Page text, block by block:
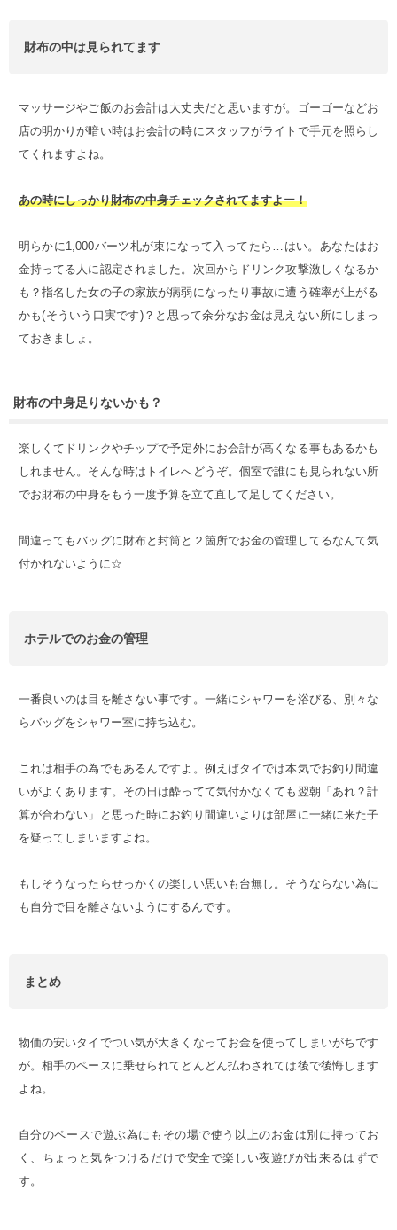
財布の中は見られてます
マッサージやご飯のお会計は大丈夫だと思いますが。ゴーゴーなどお
店の明かりが暗い時はお会計の時にスタッフがライトで手元を照らし
てくれますよね。
あの時にしっかり財布の中身チェックされてますよー！
明らかに1,000バーツ札が束になって入ってたら…はい。あなたはお
金持ってる人に認定されました。次回からドリンク攻撃激しくなるか
も？指名した女の子の家族が病弱になったり事故に遭う確率が上がる
かも(そういう口実です)？と思って余分なお金は見えない所にしまっ
ておきましょ。
財布の中身足りないかも？
楽しくてドリンクやチップで予定外にお会計が高くなる事もあるかも
しれません。そんな時はトイレへどうぞ。個室で誰にも見られない所
でお財布の中身をもう一度予算を立て直して足してください。
間違ってもバッグに財布と封筒と２箇所でお金の管理してるなんて気
付かれないように☆
ホテルでのお金の管理
一番良いのは目を離さない事です。一緒にシャワーを浴びる、別々な
らバッグをシャワー室に持ち込む。
これは相手の為でもあるんですよ。例えばタイでは本気でお釣り間違
いがよくあります。その日は酔ってて気付かなくても翌朝「あれ？計
算が合わない」と思った時にお釣り間違いよりは部屋に一緒に来た子
を疑ってしまいますよね。
もしそうなったらせっかくの楽しい思いも台無し。そうならない為に
も自分で目を離さないようにするんです。
まとめ
物価の安いタイでつい気が大きくなってお金を使ってしまいがちです
が。相手のペースに乗せられてどんどん払わされては後で後悔します
よね。
自分のペースで遊ぶ為にもその場で使う以上のお金は別に持ってお
く、ちょっと気をつけるだけで安全で楽しい夜遊びが出来るはずで
す。